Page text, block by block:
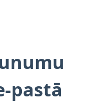
pastā